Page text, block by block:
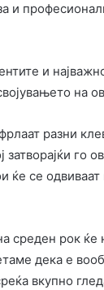
и
и најважно
на
разни
го
ќе се
среден рок
дека е
вкупно